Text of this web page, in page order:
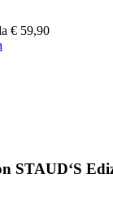
€ 59,90
STAUD‘S